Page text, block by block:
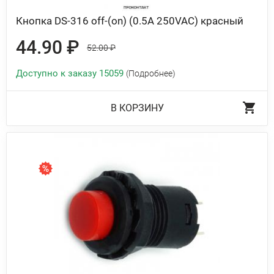
Кнопка DS-316 off-(on) (0.5A 250VAC) красный
44.90 ₽ 52.00 ₽
Доступно к заказу 15059 (Подробнее)
В КОРЗИНУ